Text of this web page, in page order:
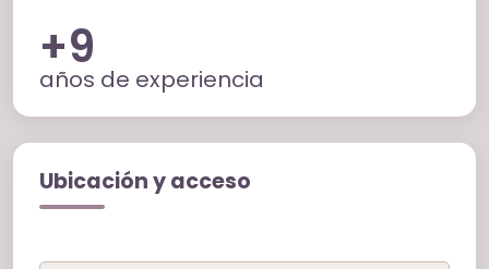
+9
años de experiencia
Ubicación y acceso